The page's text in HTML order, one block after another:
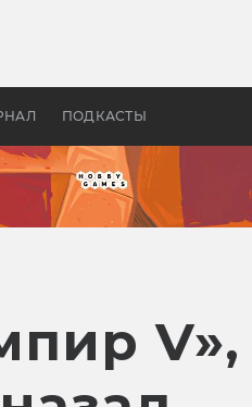
ПОДКАСТЫ
Грецией